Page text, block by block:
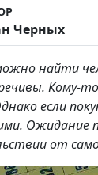
Черных
найти
Кому-
если
Ожидание
от